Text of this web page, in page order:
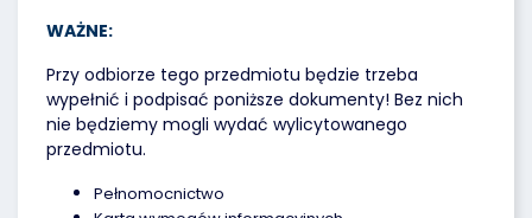
WAŻNE:
Przy odbiorze tego przedmiotu będzie trzeba
wypełnić i podpisać poniższe dokumenty! Bez nich
nie będziemy mogli wydać wylicytowanego
przedmiotu.
Pełnomocnictwo